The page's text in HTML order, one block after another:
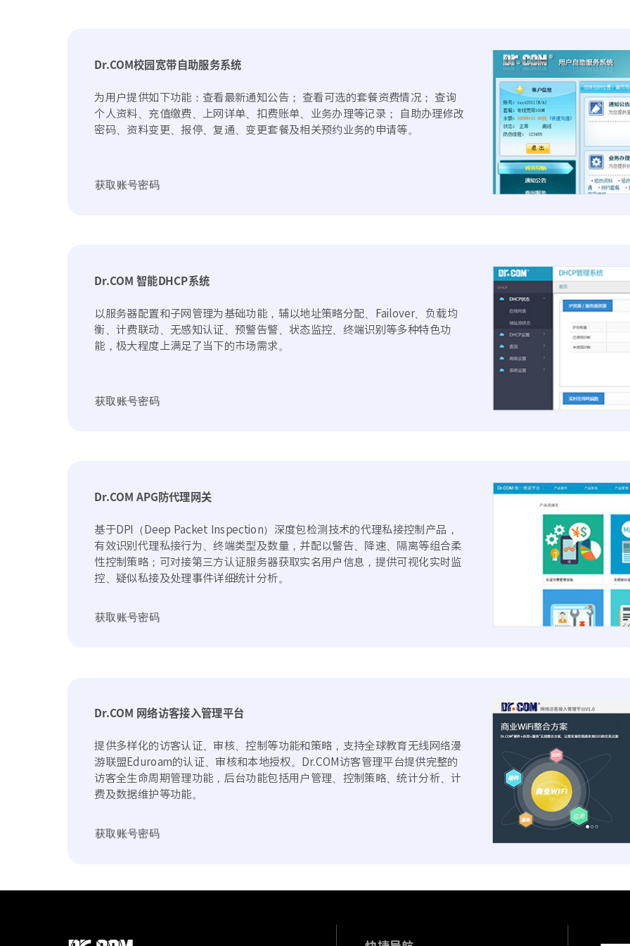
Dr.COM校园宽带自助服务系统
为用户提供如下功能：查看最新通知公告； 查看可选的套餐资费情况； 查询
个人资料、充值缴费、上网详单、扣费账单、业务办理等记录； 自助办理修改
密码、资料变更、报停、复通、变更套餐及相关预约业务的申请等。
获取账号密码
Dr.COM 智能DHCP系统
以服务器配置和子网管理为基础功能，辅以地址策略分配、Failover、负载均
衡、计费联动、无感知认证、预警告警、状态监控、终端识别等多种特色功
能，极大程度上满足了当下的市场需求。
获取账号密码
Dr.COM APG防代理网关
基于DPI（Deep Packet Inspection）深度包检测技术的代理私接控制产品，
有效识别代理私接行为、终端类型及数量，并配以警告、降速、隔离等组合柔
性控制策略；可对接第三方认证服务器获取实名用户信息，提供可视化实时监
控、疑似私接及处理事件详细统计分析。
获取账号密码
Dr.COM 网络访客接入管理平台
提供多样化的访客认证、审核、控制等功能和策略，支持全球教育无线网络漫
游联盟Eduroam的认证、审核和本地授权。Dr.COM访客管理平台提供完整的
访客全生命周期管理功能，后台功能包括用户管理、控制策略、统计分析、计
费及数据维护等功能。
获取账号密码